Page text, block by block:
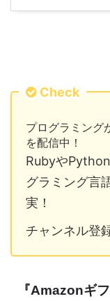
Check
プログラミング
を配信中！
Rubyや
グラミング言
実！
チャンネル登
『Amazonギ